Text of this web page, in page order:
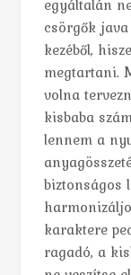
csörgők
kezéből,
megtartani.
volna
kisbaba
lennem a
biztonságos
karaktere
ragadó, a